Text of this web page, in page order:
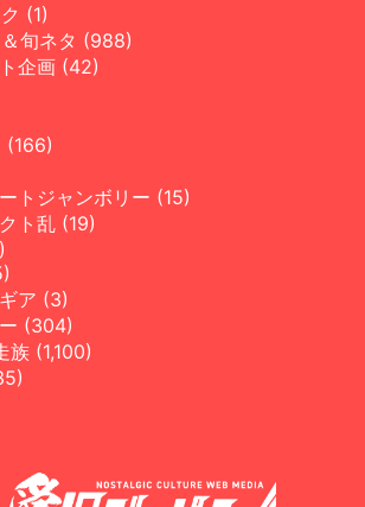
(1)
旬ネタ (988)
企画 (42)
(166)
トジャンボリー (15)
ト乱 (19)
ア (3)
(304)
族 (1,100)